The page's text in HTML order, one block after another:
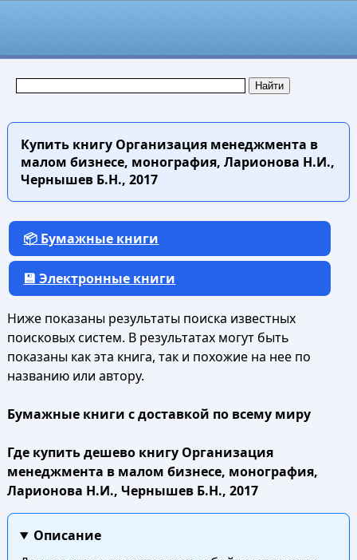
Купить книгуОрганизация менеджмента в
малом бизнесе, монография, Ларионова Н.И.,
Чернышев Б.Н., 2017
📦 Бумажные книги
💾 Электронные книги
Ниже показаны результаты поиска известных
поисковых систем. В результатах могут быть
показаны как эта книга, так и похожие на нее по
названию или автору.
Бумажные книги с доставкой по всему миру
Где купить дешево книгу Организация
менеджмента в малом бизнесе, монография,
Ларионова Н.И., Чернышев Б.Н., 2017
Описание